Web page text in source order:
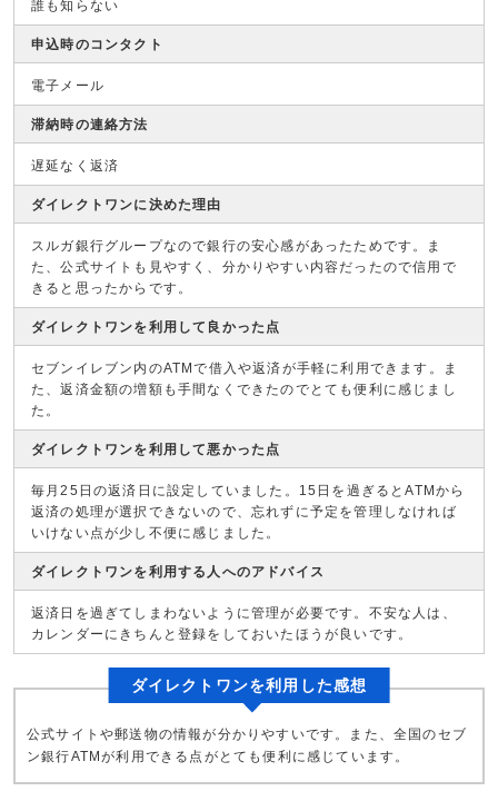
誰も知らない
申込時のコンタクト
電子メール
滞納時の連絡方法
遅延なく返済
ダイレクトワンに決めた理由
スルガ銀行グループなので銀行の安心感があったためです。ま
た、公式サイトも見やすく、分かりやすい内容だったので信用で
きると思ったからです。
ダイレクトワンを利用して良かった点
セブンイレブン内のATMで借入や返済が手軽に利用できます。ま
た、返済金額の増額も手間なくできたのでとても便利に感じまし
た。
ダイレクトワンを利用して悪かった点
毎月25日の返済日に設定していました。15日を過ぎるとATMから
返済の処理が選択できないので、忘れずに予定を管理しなければ
いけない点が少し不便に感じました。
ダイレクトワンを利用する人へのアドバイス
返済日を過ぎてしまわないように管理が必要です。不安な人は、
カレンダーにきちんと登録をしておいたほうが良いです。
ダイレクトワンを利用した感想
公式サイトや郵送物の情報が分かりやすいです。また、全国のセブ
ン銀行ATMが利用できる点がとても便利に感じています。